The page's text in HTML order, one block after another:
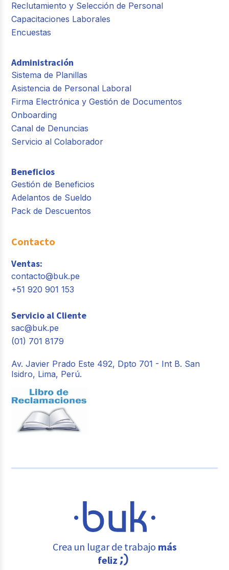
Reclutamiento y Selección de Personal
Capacitaciones Laborales
Encuestas
Administración
Sistema de Planillas
Asistencia de Personal Laboral
Firma Electrónica y Gestión de Documentos
Onboarding
Canal de Denuncias
Servicio al Colaborador
Beneficios
Gestión de Beneficios
Adelantos de Sueldo
Pack de Descuentos
Contacto
Ventas:
contacto@buk.pe
+51 920 901 153
Servicio al Cliente
sac@buk.pe
(01) 701 8179
Av. Javier Prado Este 492, Dpto 701 - Int B. San
Isidro, Lima, Perú.
Crea un lugar de trabajo más
feliz